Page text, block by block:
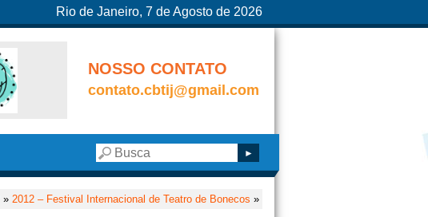
Rio de Janeiro, 7 de Agosto de 2026
NOSSO CONTATO
contato.cbtij@gmail.com
» 2012 – Festival Internacional de Teatro de Bonecos »